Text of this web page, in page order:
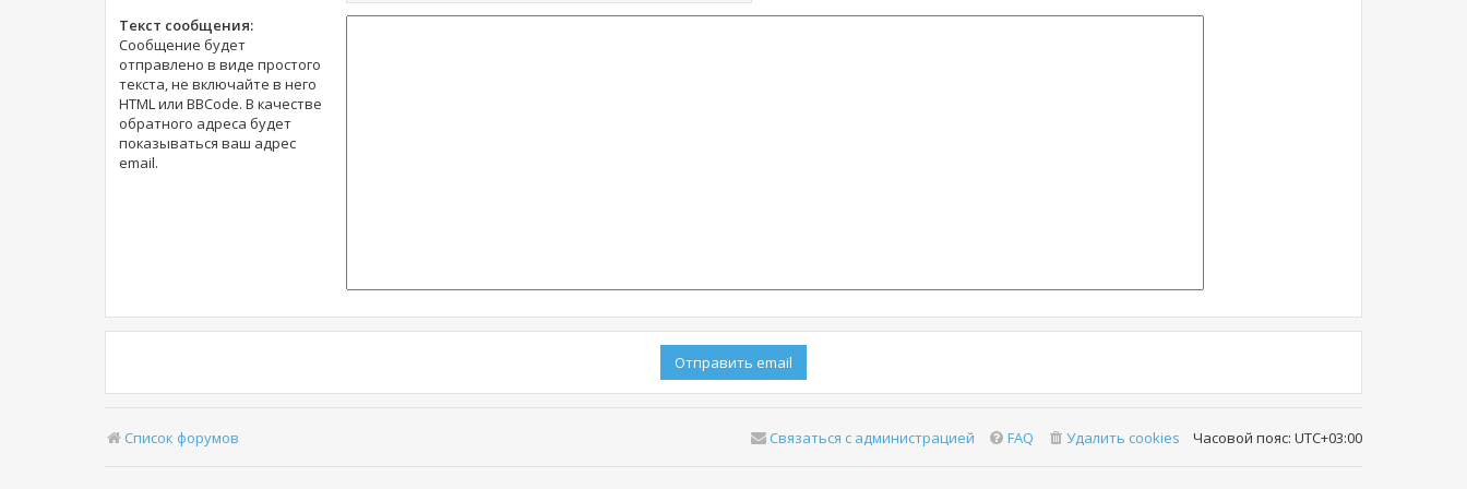
Текст сообщения:
Сообщение будет
отправлено в виде простого
текста, не включайте в него
HTML или BBCode. В качестве
обратного адреса будет
показываться ваш адрес
email.
Список форумов Часовой пояс: UTC+03:00
Удалить cookies
FAQ
Связаться с администрацией